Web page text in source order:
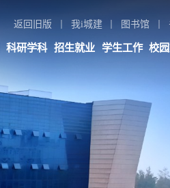
返回旧版 我i城建 图书馆
科研学科 招生就业 学生工作 校